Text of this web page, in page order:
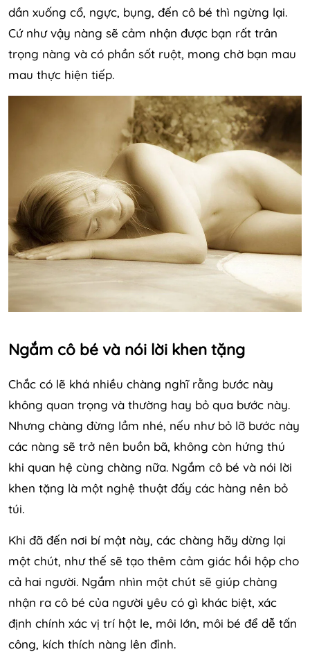
dần xuống cổ, ngực, bụng, đến cô bé thì ngừng lại.
Cứ như vậy nàng sẽ cảm nhận được bạn rất trân
trọng nàng và có phần sốt ruột, mong chờ bạn mau
mau thực hiện tiếp.
Ngắm cô bé và nói lời khen tặng
Chắc có lẽ khá nhiều chàng nghĩ rằng bước này
không quan trọng và thường hay bỏ qua bước này.
Nhưng chàng đừng lầm nhé, nếu như bỏ lỡ bước này
các nàng sẽ trở nên buồn bã, không còn hứng thú
khi quan hệ cùng chàng nữa. Ngắm cô bé và nói lời
khen tặng là một nghệ thuật đấy các hàng nên bỏ
túi.
Khi đã đến nơi bí mật này, các chàng hãy dừng lại
một chút, như thế sẽ tạo thêm cảm giác hồi hộp cho
cả hai người. Ngắm nhìn một chút sẽ giúp chàng
nhận ra cô bé của người yêu có gì khác biệt, xác
định chính xác vị trí hột le, môi lớn, môi bé để dễ tấn
công, kích thích nàng lên đỉnh.